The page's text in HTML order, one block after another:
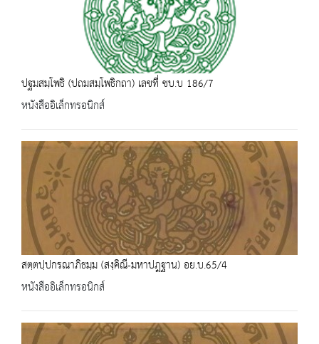
ปฐมสมฺโพธิ (ปถมสมฺโพธิกถา) เลขที่ ชบ.บ 186/7
หนังสืออิเล็กทรอนิกส์
สตฺตปฺปกรณาภิธมฺม (สงฺคิณี-มหาปฎฐาน) อย.บ.65/4
หนังสืออิเล็กทรอนิกส์